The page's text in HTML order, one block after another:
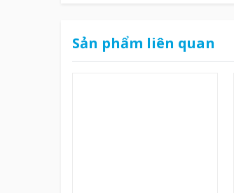
Sản phẩm liên quan